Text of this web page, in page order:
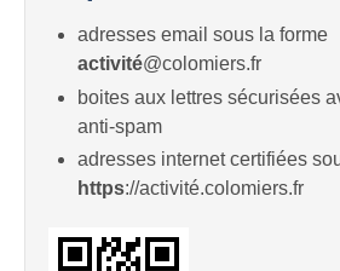
adresses email sous la forme
activité@colomiers.fr
boites aux lettres sécurisées
anti-spam
adresses internet certifiées
https://activité.colomiers.fr